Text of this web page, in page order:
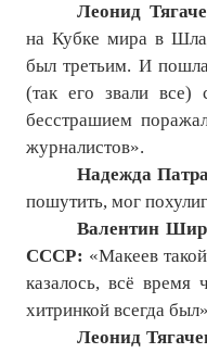
Леонид
на Кубке мира в
был третьим. И
(так его звали все)
бесстрашием
журналистов».
Надежда
пошутить, мог
Валентин
СССР: «Макеев
казалось, всё время
хитринкой всегда
Леонид